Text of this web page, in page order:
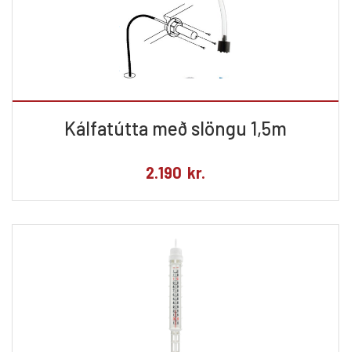
Kálfatútta með slöngu 1,5m
2.190 kr.